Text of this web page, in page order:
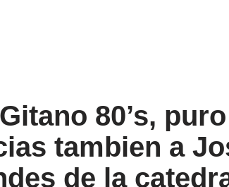
80’s, puro
tambien a
de la